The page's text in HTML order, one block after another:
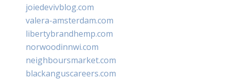
joiedevivblog.com
valera-amsterdam.com
libertybrandhemp.com
norwoodinnwi.com
neighboursmarket.com
blackanguscareers.com